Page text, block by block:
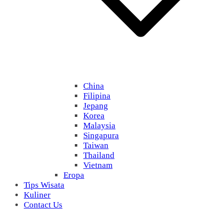
China
Filipina
Jepang
Korea
Malaysia
Singapura
Taiwan
Thailand
Vietnam
Eropa
Tips Wisata
Kuliner
Contact Us